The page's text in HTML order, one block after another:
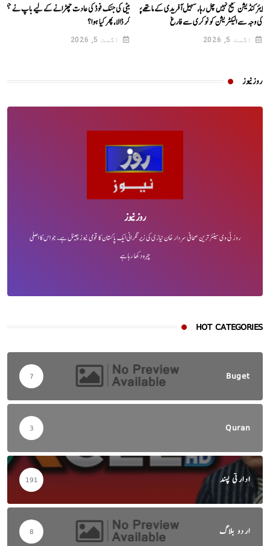
ایئرکنڈیشن صحیح نہیں چل رہا، سہیل آفریدی کے ماتھے پر پسینہ آنے
کی وجہ سے الیکٹریشن کو نوکری سے فارغ
اگست 5, 2026
بیٹی کی جنک فوڈ کی عادت چھڑانے کے لیے باپ نے جعلی
کر ڈالا، پھر کیا ہوا؟
اگست 5, 2026
روز نیوز
روز نیوز
روز ٹی وی سینئر ترین صحافی سردار خان نیازی کی زیر نگرانی ایک پاکستان کا قومی نیوز چینل ہے۔ جو اس کا اصلی
چہرہ دکھا رہا ہے
HOT CATEGORIES
Buget
7
Quran
3
ادارتی پسند 191
اردو بلاگ 8